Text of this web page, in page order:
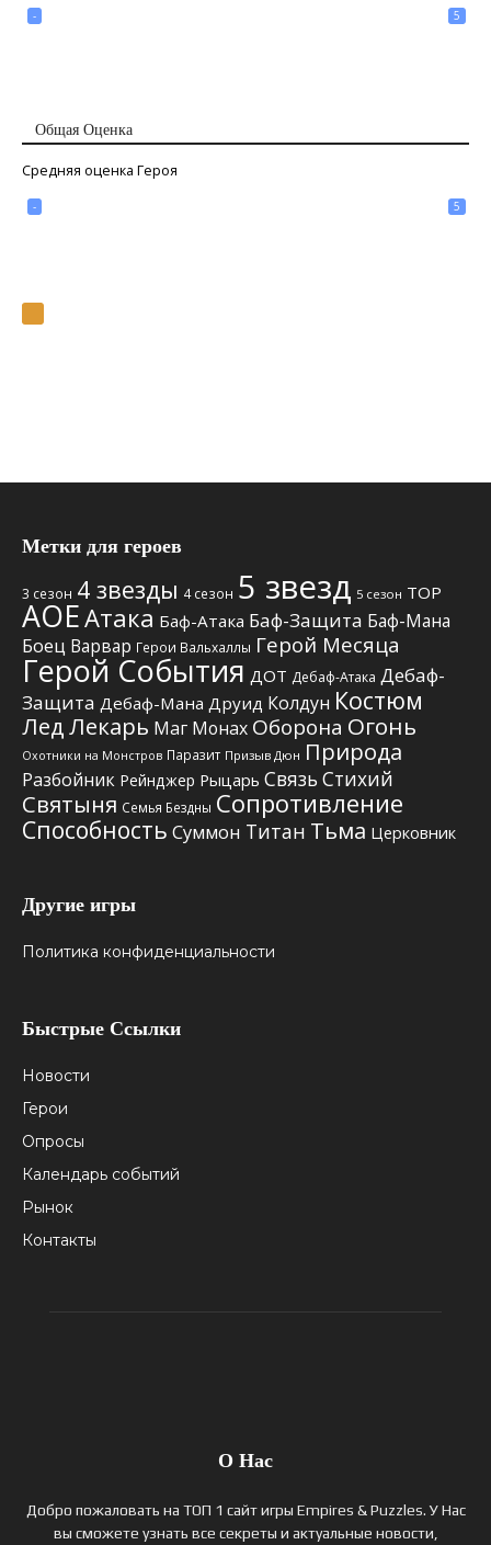
- 5
Общая Оценка
Средняя оценка Героя
- 5
Метки для героев
3 сезон 4 звезды 4 сезон 5 звезд 5 сезон TOP
АОЕАтака Баф-Атака Баф-Защита Баф-Мана
Боец Варвар Герои Вальхаллы Герой Месяца
Герой События ДОТ Дебаф-Атака Дебаф-
Защита Дебаф-Мана Друид Колдун Костюм
ЛедЛекарь Маг Монах Оборона Огонь
Охотники на Монстров Паразит Призыв Дюн Природа
Разбойник Рейнджер Рыцарь Связь Стихий
Святыня Семья Бездны Сопротивление
Способность Суммон Титан Тьма Церковник
Другие игры
Политика конфиденциальности
Быстрые Ссылки
Новости
Герои
Опросы
Календарь событий
Рынок
Контакты
О Нас
Добро пожаловать на ТОП 1 сайт игры Empires & Puzzles. У Нас
вы сможете узнать все секреты и актуальные новости,